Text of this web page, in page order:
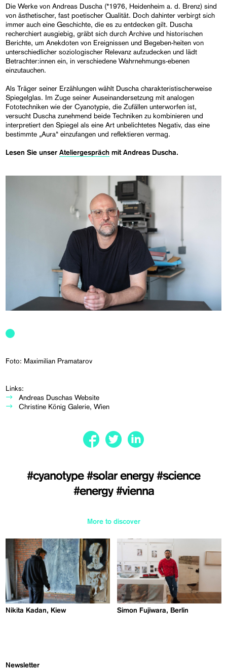
Die Werke von Andreas Duscha (*1976, Heidenheim a. d. Brenz) sind
von ästhetischer, fast poetischer Qualität. Doch dahinter verbirgt sich
immer auch eine Geschichte, die es zu entdecken gilt. Duscha
recherchiert ausgiebig, gräbt sich durch Archive und historischen
Berichte, um Anekdoten von Ereignissen und Begeben-heiten von
unterschiedlicher soziologischer Relevanz aufzudecken und lädt
Betrachter:innen ein, in verschiedene Wahrnehmungs-ebenen
einzutauchen.
Als Träger seiner Erzählungen wählt Duscha charakteristischerweise
Spiegelglas. Im Zuge seiner Auseinandersetzung mit analogen
Fototechniken wie der Cyanotypie, die Zufällen unterworfen ist,
versucht Duscha zunehmend beide Techniken zu kombinieren und
interpretiert den Spiegel als eine Art unbelichtetes Negativ, das eine
bestimmte „Aura“ einzufangen und reflektieren vermag.
Lesen Sie unserAteliergespräch mit Andreas Duscha.
Foto: Maximilian Pramatarov
Links:
Andreas Duschas Website
Christine König Galerie, Wien
#cyanotype #solar energy #science
#energy #vienna
More to discover
Nikita Kadan, Kiew Simon Fujiwara, Berlin
Newsletter